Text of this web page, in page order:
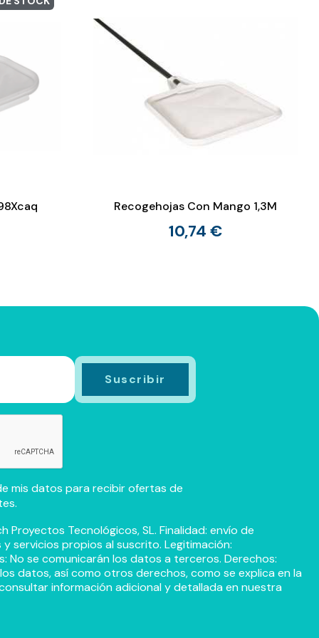
Recogehojas Con Mango 1,3M
10,74 €
mis datos para recibir ofertas de
Proyectos Tecnológicos, SL. Finalidad: envío de
servicios propios al suscrito. Legitimación:
No se comunicarán los datos a terceros. Derechos:
datos, así como otros derechos, como se explica en la
información adicional y detallada en nuestra